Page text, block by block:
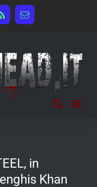
Rss Email
in
Khan